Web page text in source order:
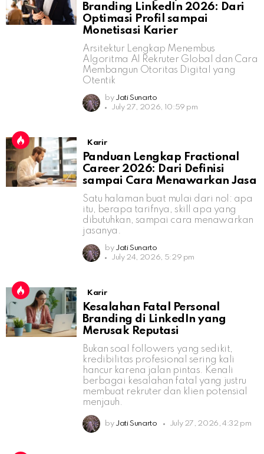
Branding LinkedIn 2026: Dari
Optimasi Profil sampai
Monetisasi Karier
Arsitektur Lengkap Menembus
Algoritma AI Rekruter Global dan Cara
Membangun Otoritas Digital yang
Otentik
by Jati Sunarto
July 27, 2026, 10:59 pm
Karir
Panduan Lengkap Fractional
Career 2026: Dari Definisi
sampai Cara Menawarkan Jasa
Satu halaman buat mulai dari nol: apa
itu, berapa tarifnya, skill apa yang
dibutuhkan, sampai cara menawarkan
jasanya.
by Jati Sunarto
July 24, 2026, 5:29 pm
Karir
Kesalahan Fatal Personal
Branding di LinkedIn yang
Merusak Reputasi
Bukan soal followers yang sedikit,
kredibilitas profesional sering kali
hancur karena jalan pintas. Kenali
berbagai kesalahan fatal yang justru
membuat rekruter dan klien potensial
menjauh.
by Jati Sunarto July 27, 2026, 4:32 pm